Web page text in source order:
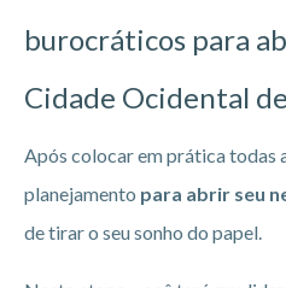
burocráticos para
Cidade Ocidental
Após colocar em prática todas
planejamento para abrir seu
de tirar o seu sonho do papel.